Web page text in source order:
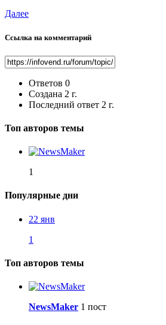
Далее
Ссылка на комментарий
Ответов 0
Создана 2 г.
Последний ответ 2 г.
Топ авторов темы
1
Популярные дни
22 янв
1
Топ авторов темы
NewsMaker 1 пост